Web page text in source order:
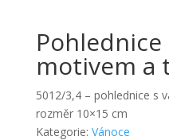
motivem a
5012/3,4 – pohlednice s
rozměr 10×15 cm
Kategorie: Vánoce